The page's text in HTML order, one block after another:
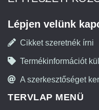
Lépjen velünk
Cikket szeretnék írni
Termékinformációt
A szerkesztőséget
TERVLAP MENÜ